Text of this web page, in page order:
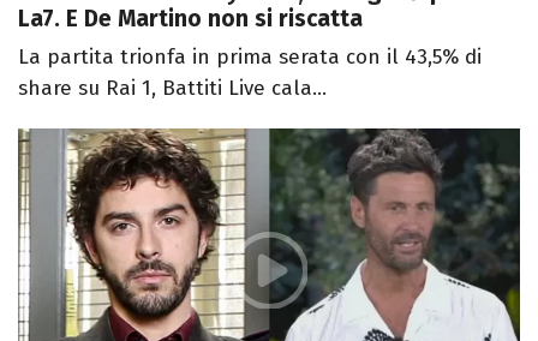
La7. E De Martino non si riscatta
La partita trionfa in prima serata con il 43,5% di
share su Rai 1, Battiti Live cala...